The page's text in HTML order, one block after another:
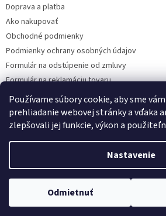
Používame súbory cookie, aby sme
prehliadanie webovej stránky a vďaka
zlepšovali jej funkcie, výkon a
Nastavenie
Odmietnuť
Doprava a platba
Ako nakupovať
Obchodné podmienky
Podmienky ochrany osobných údajov
Formulár na odstúpenie od zmluvy
Formulár na reklamáciu tovaru
Kontakty
Copyright 2026www.hygart.sk. Všetky